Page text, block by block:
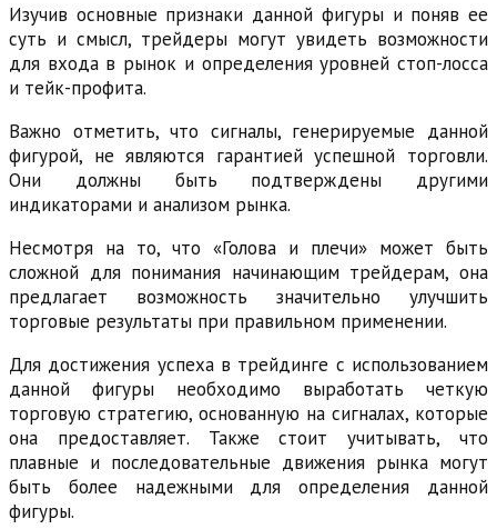
Изучив основные признаки данной фигуры и поняв ее
суть и смысл, трейдеры могут увидеть возможности
для входа в рынок и определения уровней стоп-лосса
и тейк-профита.
Важно отметить, что сигналы, генерируемые данной
фигурой, не являются гарантией успешной торговли.
Они должны быть подтверждены другими
индикаторами и анализом рынка.
Несмотря на то, что «Голова и плечи» может быть
сложной для понимания начинающим трейдерам, она
предлагает возможность значительно улучшить
торговые результаты при правильном применении.
Для достижения успеха в трейдинге с использованием
данной фигуры необходимо выработать четкую
торговую стратегию, основанную на сигналах, которые
она предоставляет. Также стоит учитывать, что
плавные и последовательные движения рынка могут
быть более надежными для определения данной
фигуры.